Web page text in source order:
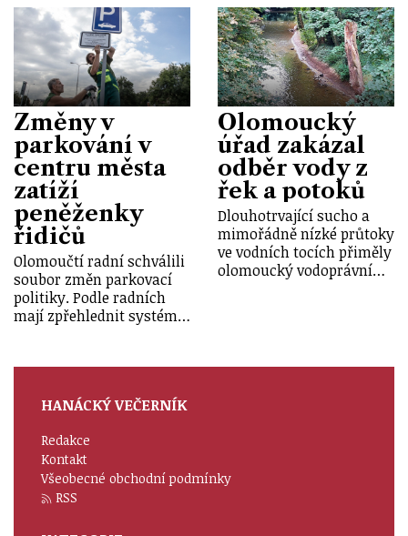
Změny v
parkování v
centru města
zatíží
peněženky
řidičů
Olomoučtí radní schválili
soubor změn parkovací
politiky. Podle radních
mají zpřehlednit systém…
Olomoucký
úřad zakázal
odběr vody z
řek a potoků
Dlouhotrvající sucho a
mimořádně nízké průtoky
ve vodních tocích přiměly
olomoucký vodoprávní…
HANÁCKÝ VEČERNÍK
Redakce
Kontakt
Všeobecné obchodní podmínky
RSS